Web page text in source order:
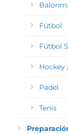
Fútbol
Fútbol
Hockey
Pádel
Tenis